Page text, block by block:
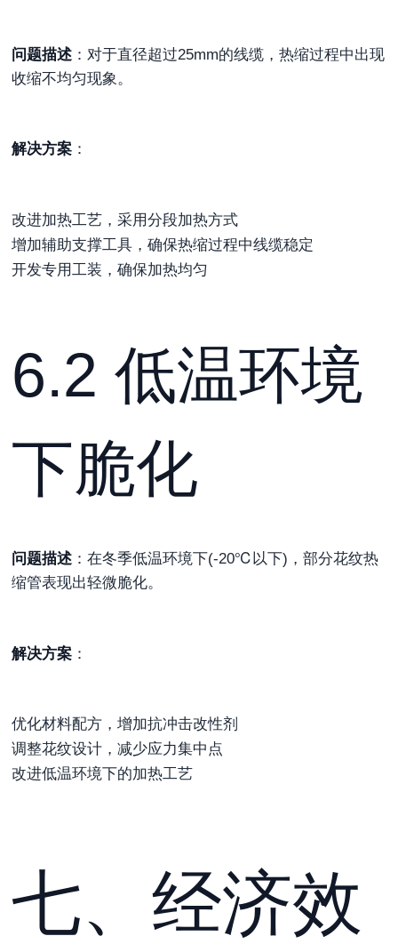
问题描述 ：对于直径超过25mm的线缆，热缩过程中出现
收缩不均匀现象。
解决方案 ：
改进加热工艺，采用分段加热方式
增加辅助支撑工具，确保热缩过程中线缆稳定
开发专用工装，确保加热均匀
6.2 低温环境
下脆化
问题描述 ：在冬季低温环境下(-20℃以下)，部分花纹热
缩管表现出轻微脆化。
解决方案 ：
优化材料配方，增加抗冲击改性剂
调整花纹设计，减少应力集中点
改进低温环境下的加热工艺
七、经济效